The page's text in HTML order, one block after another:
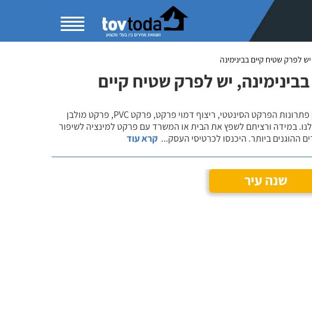
יש לפרק שטיח קיים בבינימינה
יש לפרק שטיח קיים
בקטגוריית התקנת פרקט למינציה תוכלו להשוות מחירים ולהתרשם ממגוון פתרונות הפרקט הסינטטי, ריצוף דמוי פרקט, פרקט PVC, פרקט מולבן
במידה ורציתם לשפץ את הבית או המשרד עם פרקט למינציה לשיפור
ביותר. היכנסו לכרטיסי העסק... קרא עוד
שנה עיר